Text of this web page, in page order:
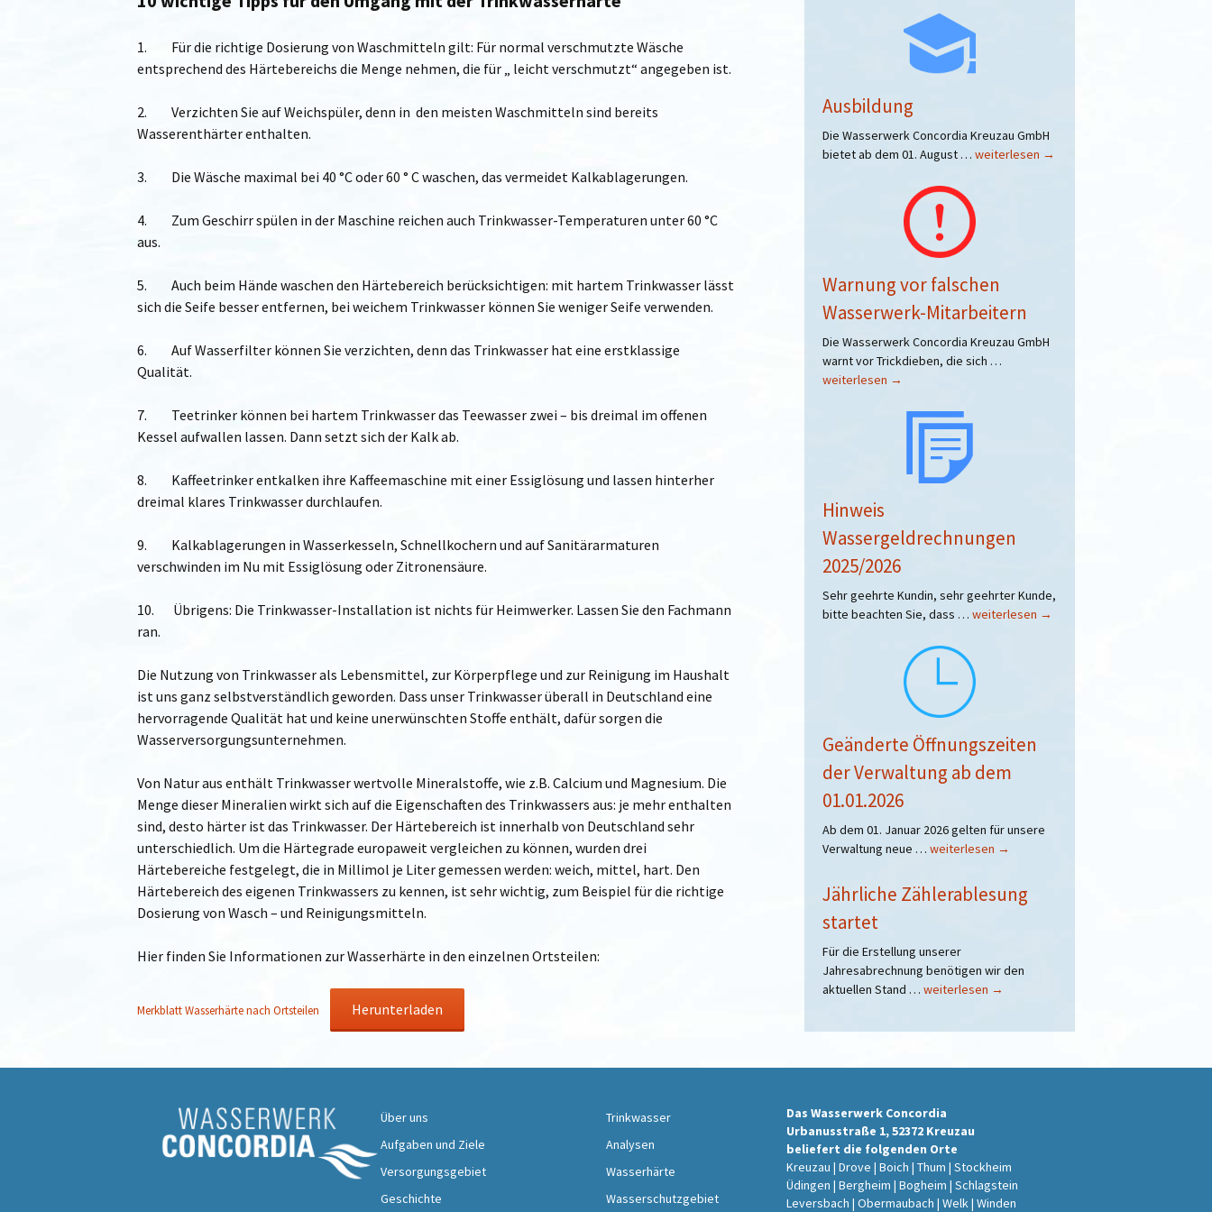
1. Für die richtige Dosierung von Waschmitteln gilt: Für normal verschmutzte Wäsche
entsprechend des Härtebereichs die Menge nehmen, die für „ leicht verschmutzt“ angegeben ist.
2. Verzichten Sie auf Weichspüler, denn in den meisten Waschmitteln sind bereits
Wasserenthärter enthalten.
3. Die Wäsche maximal bei 40 °C oder 60 ° C waschen, das vermeidet Kalkablagerungen.
4. Zum Geschirr spülen in der Maschine reichen auch Trinkwasser-Temperaturen unter 60 °C
aus.
5. Auch beim Hände waschen den Härtebereich berücksichtigen: mit hartem Trinkwasser lässt
sich die Seife besser entfernen, bei weichem Trinkwasser können Sie weniger Seife verwenden.
6. Auf Wasserfilter können Sie verzichten, denn das Trinkwasser hat eine erstklassige
Qualität.
7. Teetrinker können bei hartem Trinkwasser das Teewasser zwei – bis dreimal im offenen
Kessel aufwallen lassen. Dann setzt sich der Kalk ab.
8. Kaffeetrinker entkalken ihre Kaffeemaschine mit einer Essiglösung und lassen hinterher
dreimal klares Trinkwasser durchlaufen.
9. Kalkablagerungen in Wasserkesseln, Schnellkochern und auf Sanitärarmaturen
verschwinden im Nu mit Essiglösung oder Zitronensäure.
10. Übrigens: Die Trinkwasser-Installation ist nichts für Heimwerker. Lassen Sie den Fachmann
ran.
Die Nutzung von Trinkwasser als Lebensmittel, zur Körperpflege und zur Reinigung im Haushalt
ist uns ganz selbstverständlich geworden. Dass unser Trinkwasser überall in Deutschland eine
hervorragende Qualität hat und keine unerwünschten Stoffe enthält, dafür sorgen die
Wasserversorgungsunternehmen.
Von Natur aus enthält Trinkwasser wertvolle Mineralstoffe, wie z.B. Calcium und Magnesium. Die
Menge dieser Mineralien wirkt sich auf die Eigenschaften des Trinkwassers aus: je mehr enthalten
sind, desto härter ist das Trinkwasser. Der Härtebereich ist innerhalb von Deutschland sehr
unterschiedlich. Um die Härtegrade europaweit vergleichen zu können, wurden drei
Härtebereiche festgelegt, die in Millimol je Liter gemessen werden: weich, mittel, hart. Den
Härtebereich des eigenen Trinkwassers zu kennen, ist sehr wichtig, zum Beispiel für die richtige
Dosierung von Wasch – und Reinigungsmitteln.
Hier finden Sie Informationen zur Wasserhärte in den einzelnen Ortsteilen:
Merkblatt Wasserhärte nach Ortsteilen Herunterladen
Ausbildung
Die Wasserwerk Concordia Kreuzau GmbH
bietet ab dem 01. August … Ausbildung
weiterlesen →
Warnung vor falschen
Wasserwerk-Mitarbeitern
Die Wasserwerk Concordia Kreuzau GmbH
warnt vor Trickdieben, die sich …
weiterlesen →
Hinweis
Wassergeldrechnungen
2025/2026
Sehr geehrte Kundin, sehr geehrter Kunde,
bitte beachten Sie, dass … Hinweis
weiterlesen →
Geänderte Öffnungszeiten
der Verwaltung ab dem
01.01.2026
Ab dem 01. Januar 2026 gelten für unsere
Verwaltung neue … Geänderte
der
Verwaltung
01.01.2026
weiterlesen →
Jährliche Zählerablesung
startet
Für die Erstellung unserer
Jahresabrechnung benötigen wir den
aktuellen Stand … Jährliche
weiterlesen →
Über uns
Aufgaben und Ziele
Versorgungsgebiet
Geschichte
Trinkwasser
Analysen
Wasserhärte
Wasserschutzgebiet
Das Wasserwerk Concordia
Urbanusstraße 1, 52372 Kreuzau
beliefert die folgenden Orte
Kreuzau | Drove | Boich | Thum | Stockheim
Üdingen | Bergheim | Bogheim | Schlagstein
Leversbach | Obermaubach | Welk | Winden